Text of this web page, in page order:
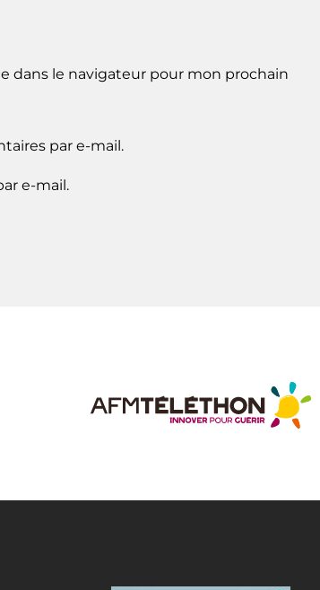
dans le navigateur pour mon prochain
par e-mail.
e-mail.